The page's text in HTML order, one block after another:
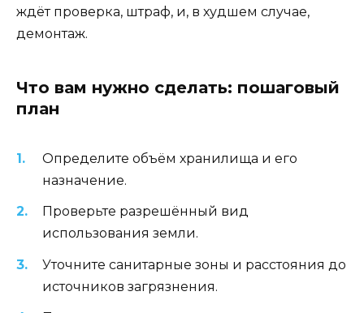
ждёт проверка, штраф, и, в худшем случае,
демонтаж.
Что вам нужно сделать: пошаговый
план
Определите объём хранилища и его
назначение.
Проверьте разрешённый вид
использования земли.
Уточните санитарные зоны и расстояния до
источников загрязнения.